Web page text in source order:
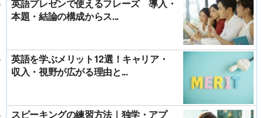
英語プレゼンで使えるフレーズ 導入・
本題・結論の構成からス...
英語を学ぶメリット12選！キャリア・
収入・視野が広がる理由と...
スピーキングの練習方法｜独学・アプ